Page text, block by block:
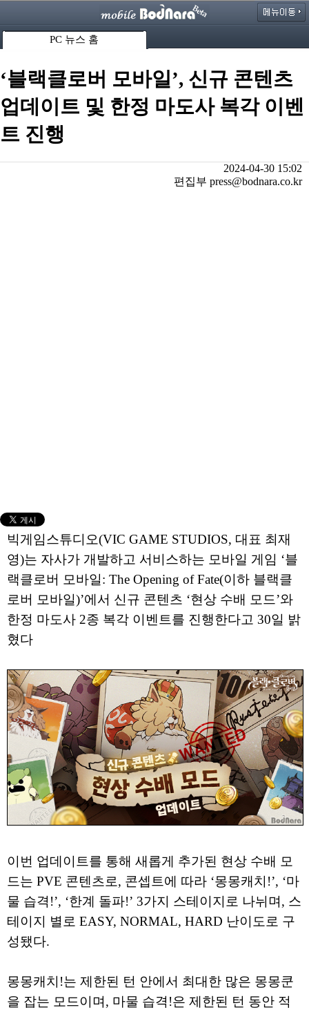
PC 뉴스 홈
‘블랙클로버 모바일’, 신규 콘텐츠
업데이트 및 한정 마도사 복각 이벤
트 진행
2024-04-30 15:02
편집부 press@bodnara.co.kr
빅게임스튜디오(VIC GAME STUDIOS, 대표 최재
영)는 자사가 개발하고 서비스하는 모바일 게임 ‘블
랙클로버 모바일: The Opening of Fate(이하 블랙클
로버 모바일)’에서 신규 콘텐츠 ‘현상 수배 모드’와
한정 마도사 2종 복각 이벤트를 진행한다고 30일 밝
혔다
이번 업데이트를 통해 새롭게 추가된 현상 수배 모
드는 PVE 콘텐츠로, 콘셉트에 따라 ‘몽몽캐치!’, ‘마
물 습격!’, ‘한계 돌파!’ 3가지 스테이지로 나뉘며, 스
테이지 별로 EASY, NORMAL, HARD 난이도로 구
성됐다.
몽몽캐치!는 제한된 턴 안에서 최대한 많은 몽몽쿤
을 잡는 모드이며, 마물 습격!은 제한된 턴 동안 적